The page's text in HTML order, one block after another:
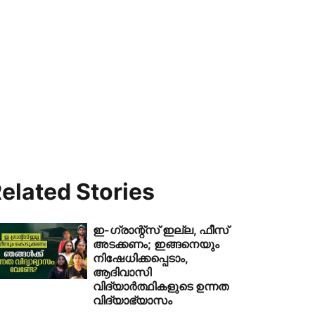
Stories
ഇ-ഗ്രാന്റ്‌സ് ഇല്ല, ഫീസ്
അടക്കണം; ഇങ്ങനെയും
നിഷേധിക്കപ്പെടാം,
ആദിവാസി
വിദ്യാര്‍ത്ഥികളുടെ ഉന്നത
വിദ്യാഭ്യാസം